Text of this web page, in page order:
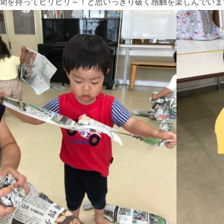
を持ってビリビリ～！と思いっきり破く感触を楽しんでい